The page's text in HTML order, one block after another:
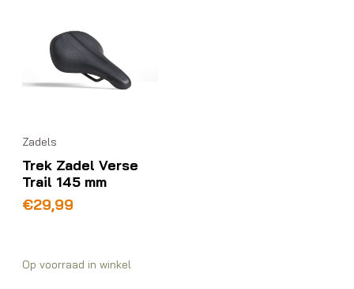
Zadels
Trek Zadel Verse
Trail 145 mm
€29,99
Op voorraad in winkel